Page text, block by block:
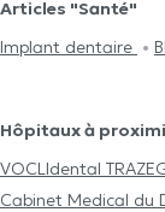
Articles "Santé"
Implant dentaire
Hôpitaux à
VOCLIdental
Cabinet Medical du